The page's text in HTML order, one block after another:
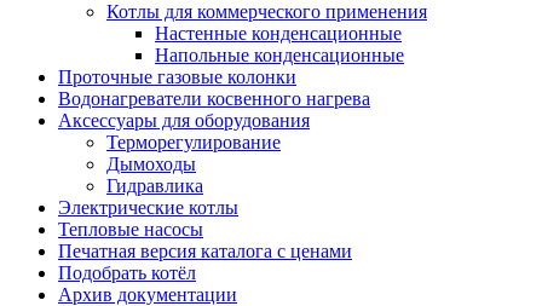
Котлы для коммерческого применения
Настенные конденсационные
Напольные конденсационные
Проточные газовые колонки
Водонагреватели косвенного нагрева
Аксессуары для оборудования
Терморегулирование
Дымоходы
Гидравлика
Электрические котлы
Тепловые насосы
Печатная версия каталога с ценами
Подобрать котёл
Архив документации